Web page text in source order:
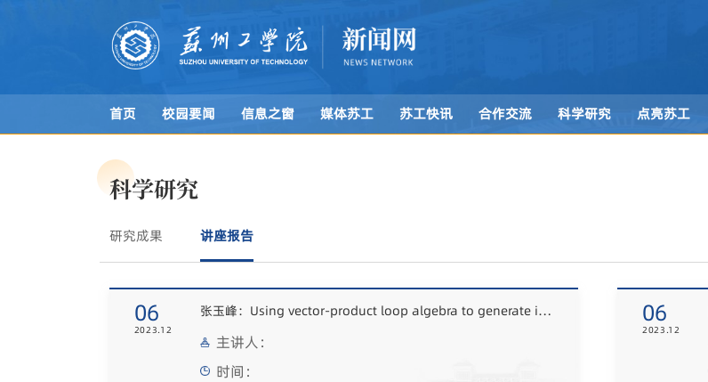
首页 校园要闻 信息之窗 媒体苏工 苏工快讯 合作交流 科学研究 点亮苏工
科学研究
研究成果 讲座报告
06
2023.12
张玉峰：Using vector-product loop algebra to generate integrable systems
主讲人：
时间：
06
2023.12